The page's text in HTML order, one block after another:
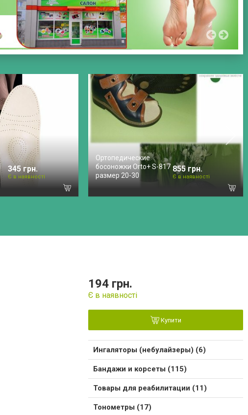
345 грн.
Є в наявності
Ортопедические
босоножки Orto+ S-817
размер 20-30
855 грн.
Є в наявності
194 грн.
Є в наявності
Купити
Ингаляторы (небулайзеры) (6)
Бандажи и корсеты (115)
Товары для реабилитации (11)
Тонометры (17)